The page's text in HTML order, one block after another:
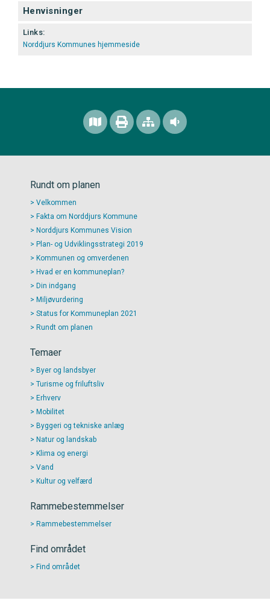
Henvisninger
Links:
Norddjurs Kommunes hjemmeside
Rundt om planen
Velkommen
Fakta om Norddjurs Kommune
Norddjurs Kommunes Vision
Plan- og Udviklingsstrategi 2019
Kommunen og omverdenen
Hvad er en kommuneplan?
Din indgang
Miljøvurdering
Status for Kommuneplan 2021
Rundt om planen
Temaer
Byer og landsbyer
Turisme og friluftsliv
Erhverv
Mobilitet
Byggeri og tekniske anlæg
Natur og landskab
Klima og energi
Vand
Kultur og velfærd
Rammebestemmelser
Rammebestemmelser
Find området
Find området